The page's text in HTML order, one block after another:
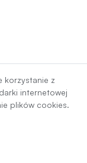
i
korzystanie z
internetowej
plików cookies.